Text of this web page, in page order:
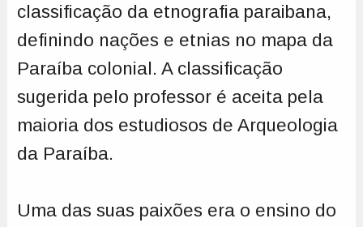
classificação da etnografia paraibana,
definindo nações e etnias no mapa da
Paraíba colonial. A classificação
sugerida pelo professor é aceita pela
maioria dos estudiosos de Arqueologia
da Paraíba.
Uma das suas paixões era o ensino do